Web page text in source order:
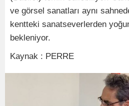
ve görsel sanatları aynı
kentteki sanatseverlerden
bekleniyor.
Kaynak : PERRE